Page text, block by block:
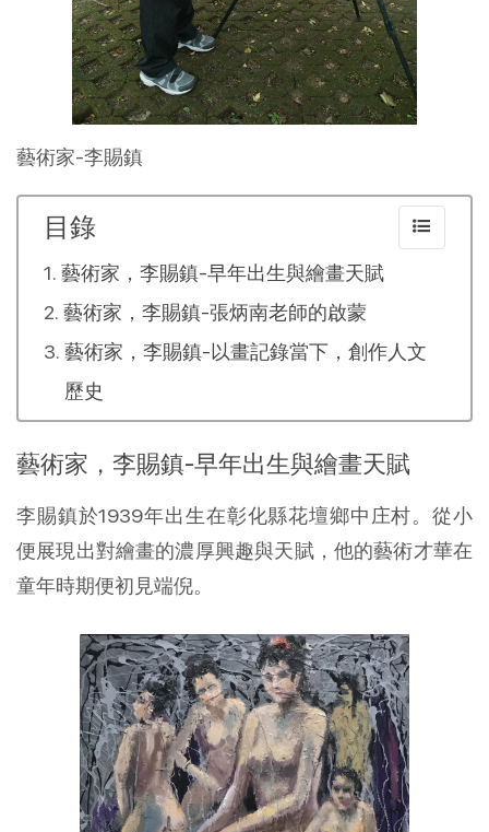
藝術家-李賜鎮
目錄
藝術家，李賜鎮-早年出生與繪畫天賦
藝術家，李賜鎮-張炳南老師的啟蒙
藝術家，李賜鎮-以畫記錄當下，創作人文
歷史
藝術家，李賜鎮-早年出生與繪畫天賦
李賜鎮於1939年出生在彰化縣花壇鄉中庄村。從小
便展現出對繪畫的濃厚興趣與天賦，他的藝術才華在
童年時期便初見端倪。